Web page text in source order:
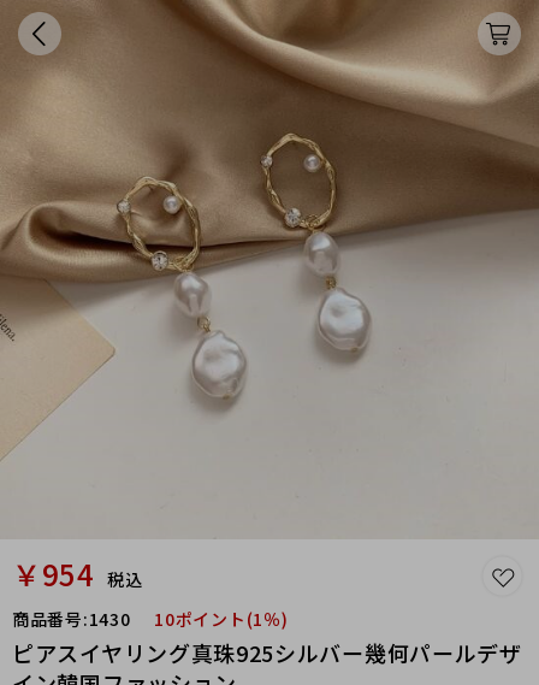
￥954 税込
商品番号:1430 10ポイント(1％)
ピアスイヤリング真珠925シルバー幾何パールデザ